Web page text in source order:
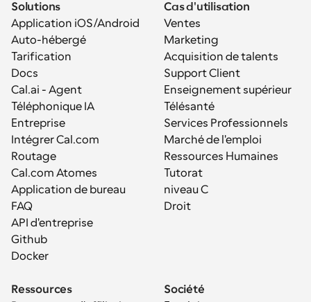
Solutions
Application iOS/Android
Auto-hébergé
Tarification
Docs
Cal.ai - Agent
Téléphonique IA
Entreprise
Intégrer Cal.com
Routage
Cal.com Atomes
Application de bureau
FAQ
API d'entreprise
Github
Docker
Cas d'utilisation
Ventes
Marketing
Acquisition de talents
Support Client
Enseignement supérieur
Télésanté
Services Professionnels
Marché de l'emploi
Ressources Humaines
Tutorat
niveau C
Droit
Ressources
Société